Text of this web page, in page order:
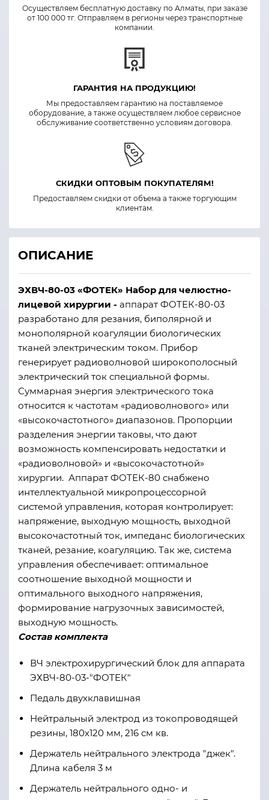
Осуществляем бесплатную доставку по Алматы, при заказе
от 100 000 тг. Отправляем в регионы через транспортные
компании.
ГАРАНТИЯ НА ПРОДУКЦИЮ!
Мы предоставляем гарантию на поставляемое
оборудование, а также осуществляем любое сервисное
обслуживание соответственно условиям договора.
СКИДКИ ОПТОВЫМ ПОКУПАТЕЛЯМ!
Предоставляем скидки от объема а также торгующим
клиентам.
ОПИСАНИЕ
ЭХВЧ-80-03 «ФОТЕК» Набор для челюстно-
лицевой хирургии - аппарат ФОТЕК-80-03
разработано для резания, биполярной и
монополярной коагуляции биологических
тканей электрическим током. Прибор
генерирует радиоволновой широкополосный
электрический ток специальной формы.
Суммарная энергия электрического тока
относится к частотам «радиоволнового» или
«высокочастотного» диапазонов. Пропорции
разделения энергии таковы, что дают
возможность компенсировать недостатки и
«радиоволновой» и «высокочастотной»
хирургии. Аппарат ФОТЕК-80 снабжено
интеллектуальной микропроцессорной
системой управления, которая контролирует:
напряжение, выходную мощность, выходной
высокочастотный ток, импеданс биологических
тканей, резание, коагуляцию. Так же, система
управления обеспечивает: оптимальное
соотношение выходной мощности и
оптимального выходного напряжения,
формирование нагрузочных зависимостей,
выходную мощность.
Состав комплекта
ВЧ электрохирургический блок для аппарата
ЭХВЧ-80-03-"ФОТЕК"
Педаль двухклавишная
Нейтральный электрод из токопроводящей
резины, 180х120 мм, 216 см кв.
Держатель нейтрального электрода "джек".
Длина кабеля 3 м
Держатель нейтрального одно- и